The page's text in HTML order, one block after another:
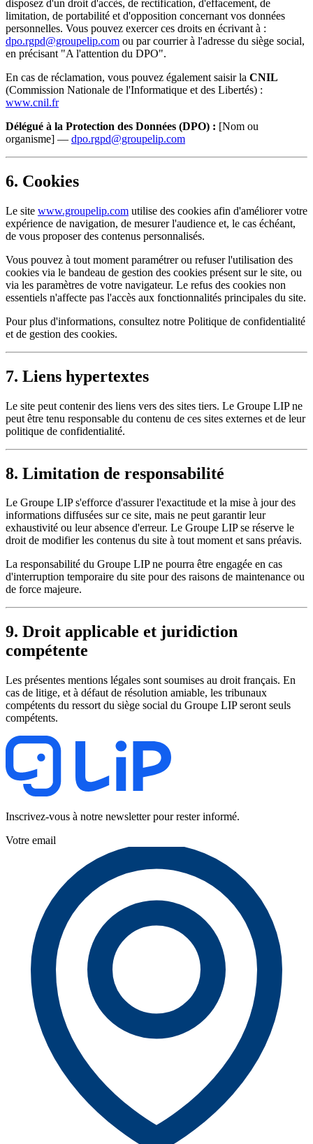
disposez d'un droit d'accès, de rectification, d'effacement, de
limitation, de portabilité et d'opposition concernant vos données
personnelles. Vous pouvez exercer ces droits en écrivant à :
dpo.rgpd@groupelip.com ou par courrier à l'adresse du siège social,
en précisant "A l'attention du DPO".
En cas de réclamation, vous pouvez également saisir la CNIL
(Commission Nationale de l'Informatique et des Libertés) :
www.cnil.fr
Délégué à la Protection des Données (DPO) : [Nom ou
organisme] — dpo.rgpd@groupelip.com
6. Cookies
Le site www.groupelip.com utilise des cookies afin d'améliorer votre
expérience de navigation, de mesurer l'audience et, le cas échéant,
de vous proposer des contenus personnalisés.
Vous pouvez à tout moment paramétrer ou refuser l'utilisation des
cookies via le bandeau de gestion des cookies présent sur le site, ou
via les paramètres de votre navigateur. Le refus des cookies non
essentiels n'affecte pas l'accès aux fonctionnalités principales du site.
Pour plus d'informations, consultez notre Politique de confidentialité
et de gestion des cookies.
7. Liens hypertextes
Le site peut contenir des liens vers des sites tiers. Le Groupe LIP ne
peut être tenu responsable du contenu de ces sites externes et de leur
politique de confidentialité.
8. Limitation de responsabilité
Le Groupe LIP s'efforce d'assurer l'exactitude et la mise à jour des
informations diffusées sur ce site, mais ne peut garantir leur
exhaustivité ou leur absence d'erreur. Le Groupe LIP se réserve le
droit de modifier les contenus du site à tout moment et sans préavis.
La responsabilité du Groupe LIP ne pourra être engagée en cas
d'interruption temporaire du site pour des raisons de maintenance ou
de force majeure.
9. Droit applicable et juridiction
compétente
Les présentes mentions légales sont soumises au droit français. En
cas de litige, et à défaut de résolution amiable, les tribunaux
compétents du ressort du siège social du Groupe LIP seront seuls
compétents.
Inscrivez-vous à notre newsletter pour rester informé.
Votre email